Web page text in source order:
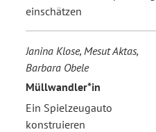
einschätzen
Janina Klose, Mesut Aktas,
Barbara Obele
Müllwandler*in
Ein Spielzeugauto
konstruieren